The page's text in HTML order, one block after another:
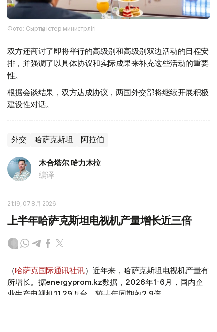
Фото: Сыртқы істер министрлігі
双方还商讨了即将举行的高级别和高级别双边活动的日程安
排，并强调了以具体协议和实际成果来补充这些活动的重要
性。
根据会谈结果，双方达成协议，两国外交部将继续开展积极
建设性对话。
外交 哈萨克斯坦 阿拉伯
木合塔尔 哈力木拉
编译
21:19, 07 8月 2026
上半年哈萨克斯坦电视机产量增长近三倍
（哈萨克国际通讯社讯）近年来，哈萨克斯坦电视机产量有
所增长。据energyprom.kz数据，2026年1-6月，国内企
业生产电视机11.29万台，较去年同期的2.9倍。